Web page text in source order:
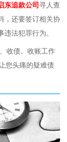
东追款公司寻人查
，还要签订相关协
法犯罪行为。
收债、收账工作
您头痛的疑难债